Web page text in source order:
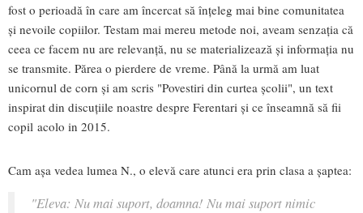
fost o perioadă în care am încercat să înțeleg mai bine comunitatea
și nevoile copiilor. Testam mai mereu metode noi, aveam senzația că
ceea ce facem nu are relevanță, nu se materializează și informația nu
se transmite. Părea o pierdere de vreme. Până la urmă am luat
unicornul de corn și am scris "Povestiri din curtea școlii", un text
inspirat din discuțiile noastre despre Ferentari și ce înseamnă să fii
copil acolo in 2015.
Cam așa vedea lumea N., o elevă care atunci era prin clasa a șaptea:
"Eleva: Nu mai suport, doamna! Nu mai suport nimic